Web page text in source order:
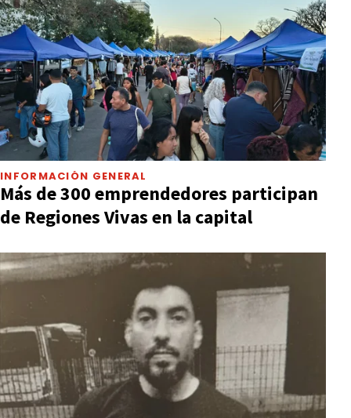
INFORMACIÓN GENERAL
Más de 300 emprendedores participan
de Regiones Vivas en la capital